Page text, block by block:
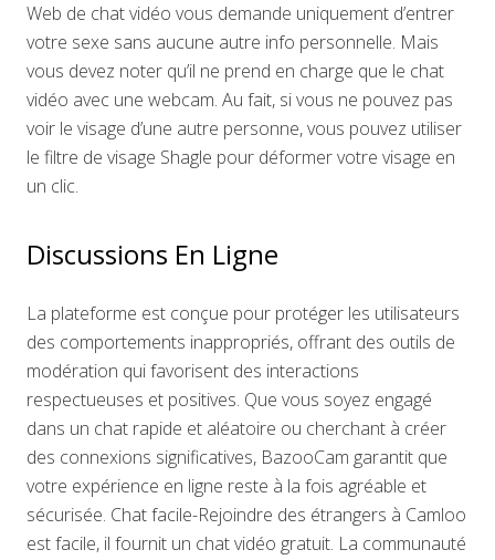
Web de chat vidéo vous demande uniquement d’entrer
votre sexe sans aucune autre info personnelle. Mais
vous devez noter qu’il ne prend en charge que le chat
vidéo avec une webcam. Au fait, si vous ne pouvez pas
voir le visage d’une autre personne, vous pouvez utiliser
le filtre de visage Shagle pour déformer votre visage en
un clic.
Discussions En Ligne
La plateforme est conçue pour protéger les utilisateurs
des comportements inappropriés, offrant des outils de
modération qui favorisent des interactions
respectueuses et positives. Que vous soyez engagé
dans un chat rapide et aléatoire ou cherchant à créer
des connexions significatives, BazooCam garantit que
votre expérience en ligne reste à la fois agréable et
sécurisée. Chat facile-Rejoindre des étrangers à Camloo
est facile, il fournit un chat vidéo gratuit. La communauté